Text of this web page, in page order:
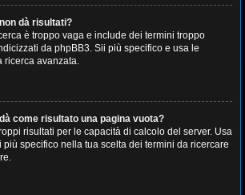
dà risultati?
è troppo vaga e include dei termini troppo
da phpBB3. Sii più specifico e usa le
ricerca avanzata.
come risultato una pagina vuota?
risultati per le capacità di calcolo del server. Usa
più specifico nella tua scelta dei termini da ricercare